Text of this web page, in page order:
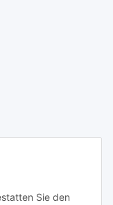
Sie den